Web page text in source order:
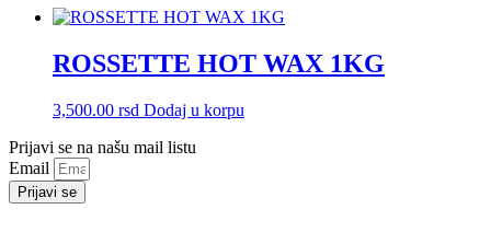
ROSSETTE HOT WAX 1KG
3,500.00 rsd Dodaj u korpu
Prijavi se na našu mail listu
Email
Prijavi se